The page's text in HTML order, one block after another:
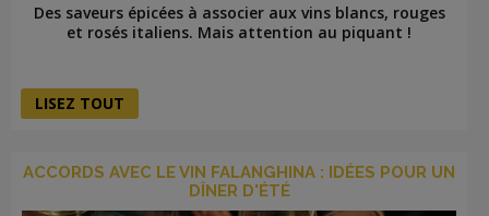
Des saveurs épicées à associer aux vins blancs, rouges
et rosés italiens. Mais attention au piquant !
LISEZ TOUT
ACCORDS AVEC LE VIN FALANGHINA : IDÉES POUR UN
DÎNER D'ÉTÉ